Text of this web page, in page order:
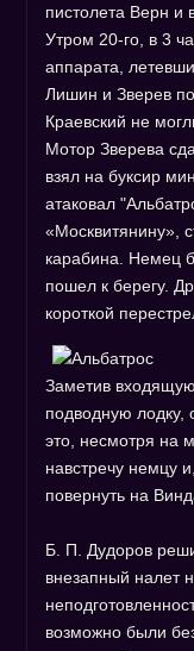
пистолета Верн и
Утром 20-го, в 3
аппарата,
Лишин и Зверев
Краевский не
Мотор Зверева
взял на буксир
атаковал
«Москвитянину»,
карабина. Немец
пошел к берегу.
короткой
Заметив
подводную лодку,
это, несмотря на
навстречу немцу
повернуть на
Б. П. Дудоров
внезапный налет
возможно были